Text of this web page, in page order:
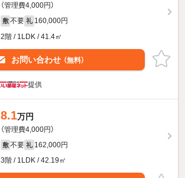
（管理費4,000円）
敷 不要 礼 160,000円
2階 / 1LDK / 41.4㎡
お問い合わせ （無料）
提供
8.1万円
（管理費4,000円）
敷 不要 礼 162,000円
3階 / 1LDK / 42.19㎡